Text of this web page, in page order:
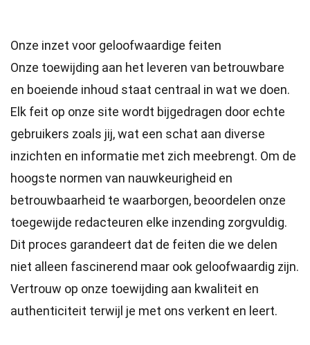
Onze inzet voor geloofwaardige feiten
Onze toewijding aan het leveren van betrouwbare
en boeiende inhoud staat centraal in wat we doen.
Elk feit op onze site wordt bijgedragen door echte
gebruikers zoals jij, wat een schat aan diverse
inzichten en informatie met zich meebrengt. Om de
hoogste normen van nauwkeurigheid en
betrouwbaarheid te waarborgen, beoordelen onze
toegewijde redacteuren elke inzending zorgvuldig.
Dit proces garandeert dat de feiten die we delen
niet alleen fascinerend maar ook geloofwaardig zijn.
Vertrouw op onze toewijding aan kwaliteit en
authenticiteit terwijl je met ons verkent en leert.